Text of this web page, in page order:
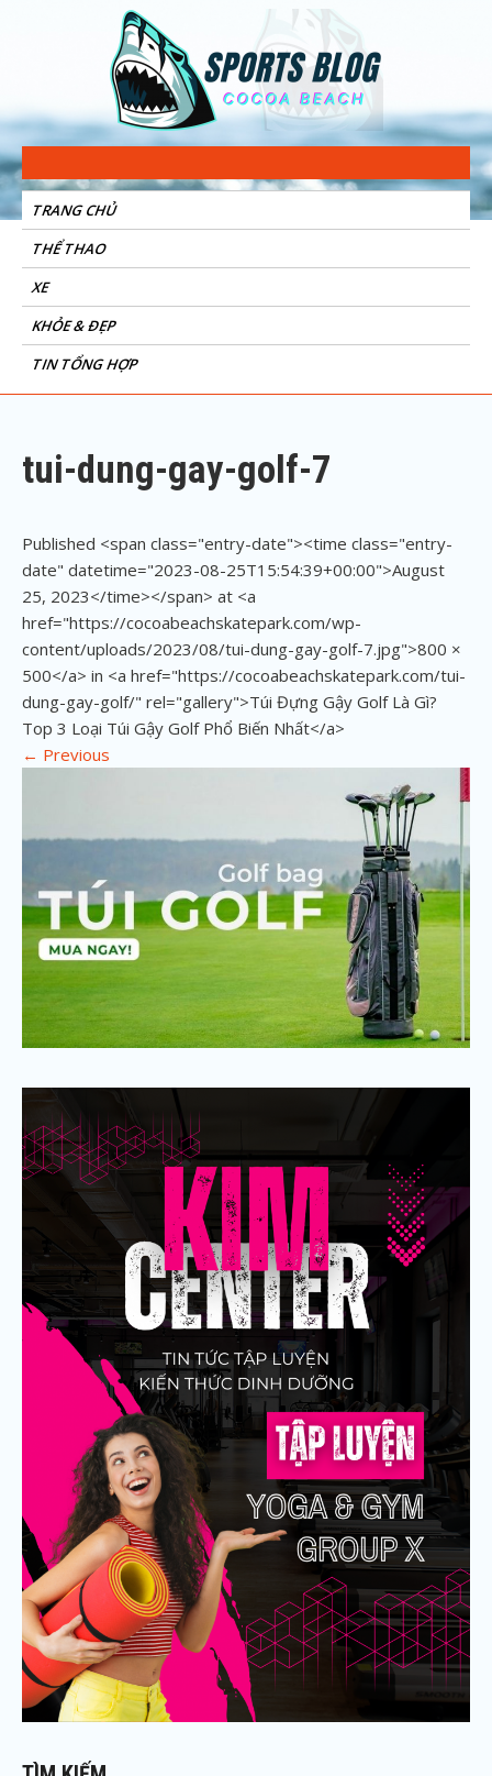
Sports Blog
Cocoa Beach
TRANG CHỦ
THỂ THAO
XE
KHỎE & ĐẸP
TIN TỔNG HỢP
tui-dung-gay-golf-7
Published <span class="entry-date"><time class="entry-
date" datetime="2023-08-25T15:54:39+00:00">August
25, 2023</time></span> at <a
href="https://cocoabeachskatepark.com/wp-
content/uploads/2023/08/tui-dung-gay-golf-7.jpg">800 ×
500</a> in <a href="https://cocoabeachskatepark.com/tui-
dung-gay-golf/" rel="gallery">Túi Đựng Gậy Golf Là Gì?
Top 3 Loại Túi Gậy Golf Phổ Biến Nhất</a>
← Previous